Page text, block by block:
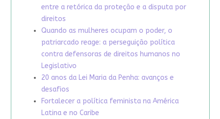
entre a retórica da proteção e a disputa por
direitos
Quando as mulheres ocupam o poder, o
patriarcado reage: a perseguição política
contra defensoras de direitos humanos no
Legislativo
20 anos da Lei Maria da Penha: avanços e
desafios
Fortalecer a política feminista na América
Latina e no Caribe